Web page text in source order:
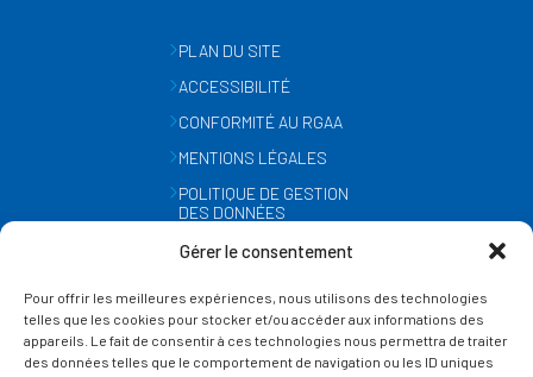
Gérer le consentement
Pour offrir les meilleures expériences, nous utilisons des technologies
telles que les cookies pour stocker et/ou accéder aux informations des
appareils. Le fait de consentir à ces technologies nous permettra de traiter
des données telles que le comportement de navigation ou les ID uniques
PLAN DU SITE
ACCESSIBILITÉ
CONFORMITÉ AU RGAA
MENTIONS LÉGALES
POLITIQUE DE GESTION
DES DONNÉES
GESTION DES COOKIES